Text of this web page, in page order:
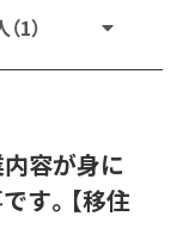
1）
内容が身に
す。【移住